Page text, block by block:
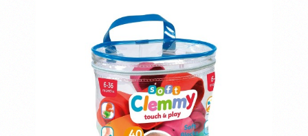
Во кошничка
Додај во желби
Додај за споредба